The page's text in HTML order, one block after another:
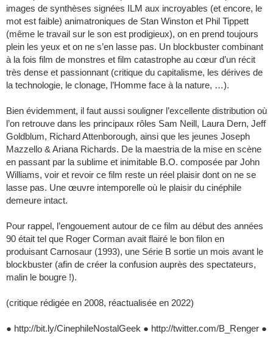
images de synthèses signées ILM aux incroyables (et encore, le
mot est faible) animatroniques de Stan Winston et Phil Tippett
(même le travail sur le son est prodigieux), on en prend toujours
plein les yeux et on ne s’en lasse pas. Un blockbuster combinant
à la fois film de monstres et film catastrophe au cœur d’un récit
très dense et passionnant (critique du capitalisme, les dérives de
la technologie, le clonage, l’Homme face à la nature, …).
Bien évidemment, il faut aussi souligner l’excellente distribution où
l’on retrouve dans les principaux rôles Sam Neill, Laura Dern, Jeff
Goldblum, Richard Attenborough, ainsi que les jeunes Joseph
Mazzello & Ariana Richards. De la maestria de la mise en scène
en passant par la sublime et inimitable B.O. composée par John
Williams, voir et revoir ce film reste un réel plaisir dont on ne se
lasse pas. Une œuvre intemporelle où le plaisir du cinéphile
demeure intact.
Pour rappel, l’engouement autour de ce film au début des années
90 était tel que Roger Corman avait flairé le bon filon en
produisant Carnosaur (1993), une Série B sortie un mois avant le
blockbuster (afin de créer la confusion auprès des spectateurs,
malin le bougre !).
(critique rédigée en 2008, réactualisée en 2022)
● http://bit.ly/CinephileNostalGeek ● http://twitter.com/B_Renger ●